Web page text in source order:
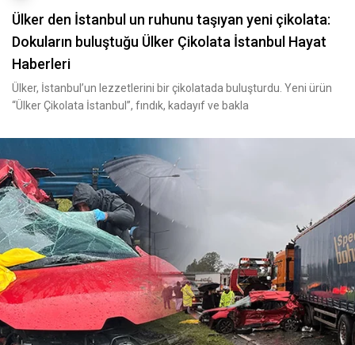
Ülker den İstanbul un ruhunu taşıyan yeni çikolata:
Dokuların buluştuğu Ülker Çikolata İstanbul Hayat
Haberleri
Ülker, İstanbul’un lezzetlerini bir çikolatada buluşturdu. Yeni ürün
“Ülker Çikolata İstanbul”, fındık, kadayıf ve bakla